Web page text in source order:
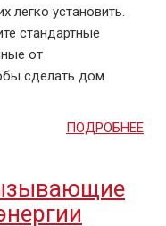
легко установить.
стандартные
от
сделать дом
ПОДРОБНЕЕ